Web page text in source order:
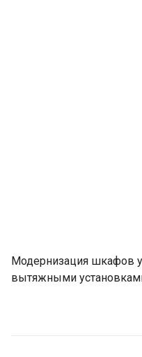
Модернизация шкафов
вытяжными